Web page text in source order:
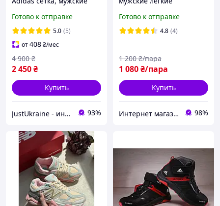
кроссовки, мужские
повседневные кроссовки
Адидас
Готово к отправке
5.0 (5)
от408₴/мес
2 450₴
4 900 ₴
Купить
JustUkraine - интернет магазин мужской и женской обуви 93%
мужские кроссовки осень
Готово к отправке
4.8 (4)
1 080₴/пара
1 200 ₴/пара
Купить
Интернет магазин Семицвет 98%